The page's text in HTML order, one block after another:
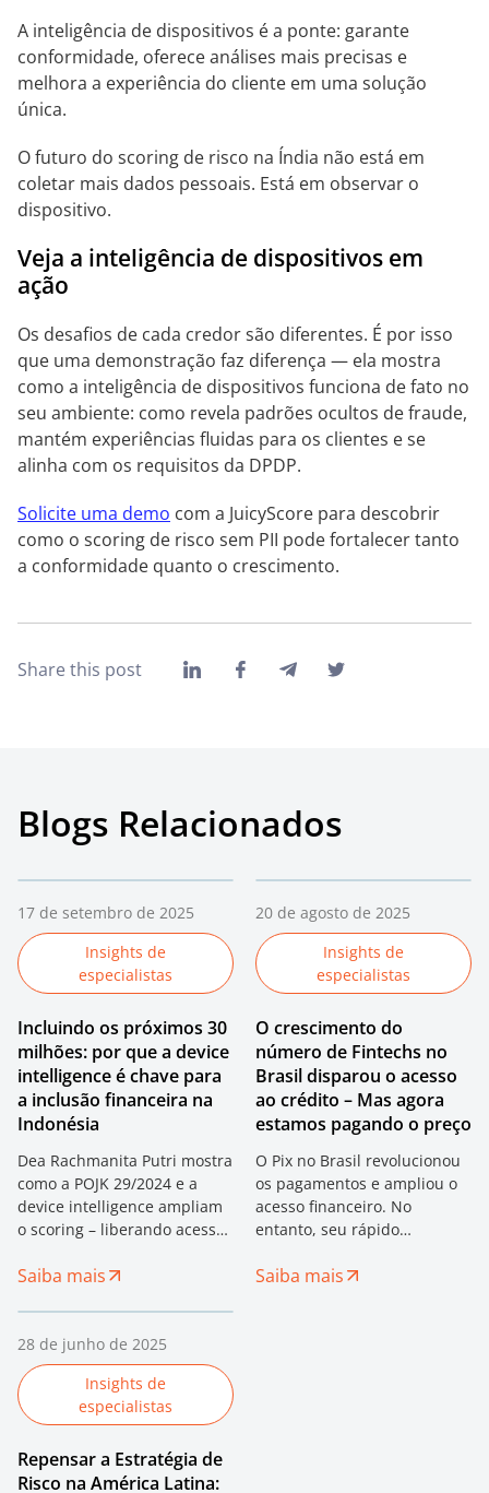
A inteligência de dispositivos é a ponte: garante
conformidade, oferece análises mais precisas e
melhora a experiência do cliente em uma solução
única.
O futuro do scoring de risco na Índia não está em
coletar mais dados pessoais. Está em observar o
dispositivo.
Veja a inteligência de dispositivos em
ação
Os desafios de cada credor são diferentes. É por isso
que uma demonstração faz diferença — ela mostra
como a inteligência de dispositivos funciona de fato no
seu ambiente: como revela padrões ocultos de fraude,
mantém experiências fluidas para os clientes e se
alinha com os requisitos da DPDP.
Solicite uma demo com a JuicyScore para descobrir
como o scoring de risco sem PII pode fortalecer tanto
a conformidade quanto o crescimento.
Share this post
Blogs Relacionados
17 de setembro de 2025
Insights de
especialistas
Incluindo os próximos 30
milhões: por que a device
intelligence é chave para
a inclusão financeira na
Indonésia
Dea Rachmanita Putri mostra
como a POJK 29/2024 e a
device intelligence ampliam
o scoring – liberando acesso
indonésios.
Saiba mais
20 de agosto de 2025
Insights de
especialistas
O crescimento do
número de Fintechs no
Brasil disparou o acesso
ao crédito – Mas agora
estamos pagando o preço
O Pix no Brasil revolucionou
os pagamentos e ampliou o
acesso financeiro. No
entanto, seu rápido
impulsionou fraudes, o
Saiba mais
28 de junho de 2025
Insights de
especialistas
Repensar a Estratégia de
Risco na América Latina: